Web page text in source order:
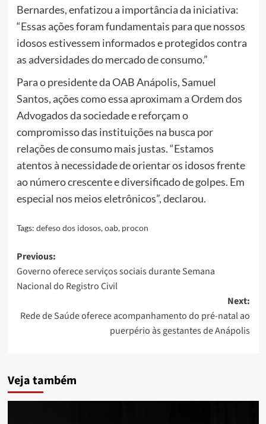
Bernardes, enfatizou a importância da iniciativa:
“Essas ações foram fundamentais para que nossos
idosos estivessem informados e protegidos contra
as adversidades do mercado de consumo.”
Para o presidente da OAB Anápolis, Samuel
Santos, ações como essa aproximam a Ordem dos
Advogados da sociedade e reforçam o
compromisso das instituições na busca por
relações de consumo mais justas. “Estamos
atentos à necessidade de orientar os idosos frente
ao número crescente e diversificado de golpes. Em
especial nos meios eletrônicos”, declarou.
Tags: defeso dos idosos,oab, procon
Post
navigation
Previous:
Governo oferece serviços sociais durante Semana
Nacional do Registro Civil
Next:
Rede de Saúde oferece acompanhamento do pré-natal ao
puerpério às gestantes de Anápolis
Veja também